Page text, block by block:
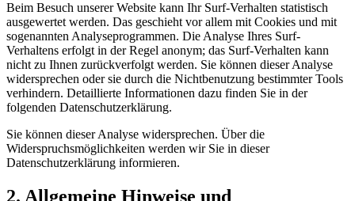
Beim Besuch unserer Website kann Ihr Surf-Verhalten statistisch
ausgewertet werden. Das geschieht vor allem mit Cookies und mit
sogenannten Analyseprogrammen. Die Analyse Ihres Surf-
Verhaltens erfolgt in der Regel anonym; das Surf-Verhalten kann
nicht zu Ihnen zurückverfolgt werden. Sie können dieser Analyse
widersprechen oder sie durch die Nichtbenutzung bestimmter Tools
verhindern. Detaillierte Informationen dazu finden Sie in der
folgenden Datenschutzerklärung.
Sie können dieser Analyse widersprechen. Über die
Widerspruchsmöglichkeiten werden wir Sie in dieser
Datenschutzerklärung informieren.
2. Allgemeine Hinweise und